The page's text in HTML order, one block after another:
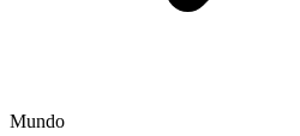
Mundo